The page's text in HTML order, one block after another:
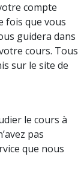
compte
fois que vous
guidera dans
cours. Tous
sur le site de
le cours à
pas
que nous